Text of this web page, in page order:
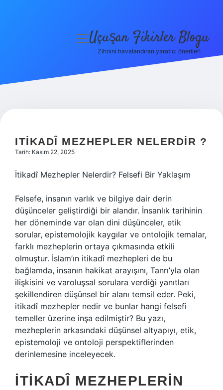
Hakkımızda
menüyü
Uçuşan Fikirler Blogu
Zihnini havalandıran yaratıcı öneriler!
ITIKADÎ MEZHEPLER NELERDIR ?
Tarih: Kasım 22, 2025
İtikadî Mezhepler Nelerdir? Felsefi Bir Yaklaşım
Felsefe, insanın varlık ve bilgiye dair derin
düşünceler geliştirdiği bir alandır. İnsanlık tarihinin
her döneminde var olan dini düşünceler, etik
sorular, epistemolojik kaygılar ve ontolojik temalar,
farklı mezheplerin ortaya çıkmasında etkili
olmuştur. İslam’ın itikadî mezhepleri de bu
bağlamda, insanın hakikat arayışını, Tanrı’yla olan
ilişkisini ve varoluşsal sorulara verdiği yanıtları
şekillendiren düşünsel bir alanı temsil eder. Peki,
itikadî mezhepler nedir ve bunlar hangi felsefi
temeller üzerine inşa edilmiştir? Bu yazı,
mezheplerin arkasındaki düşünsel altyapıyı, etik,
epistemoloji ve ontoloji perspektiflerinden
derinlemesine inceleyecek.
İTIKADÎ MEZHEPLERIN